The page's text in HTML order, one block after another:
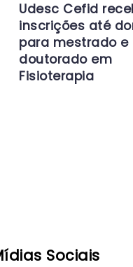
Udesc Cefid
inscrições até
para mestrado e
doutorado em
Fisioterapia
Sociais